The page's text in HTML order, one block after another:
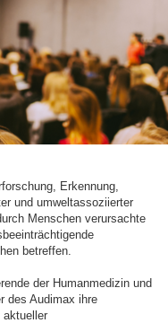
Erkennung,
und umweltassoziierter
Menschen verursachte
betreffen.
der Humanmedizin und
des Audimax ihre
aktueller